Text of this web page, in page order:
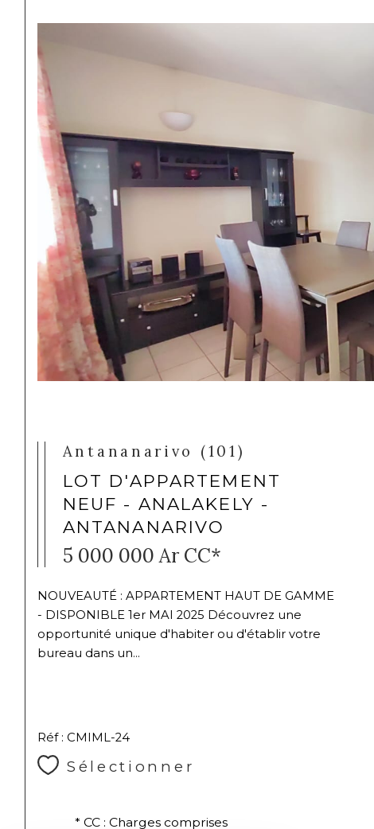
Antananarivo (101)
LOT D'APPARTEMENT
NEUF - ANALAKELY -
ANTANANARIVO
5 000 000 Ar CC*
NOUVEAUTÉ : APPARTEMENT HAUT DE GAMME
- DISPONIBLE 1er MAI 2025 Découvrez une
opportunité unique d'habiter ou d'établir votre
bureau dans un...
Réf : CMIML-24
Sélectionner
* CC : Charges comprises